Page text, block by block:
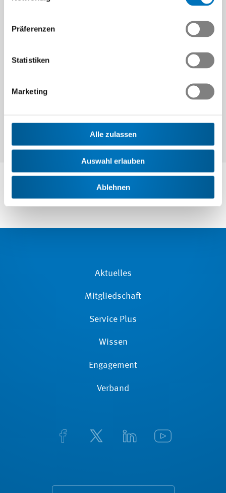
Präferenzen
Statistiken
Marketing
Alle zulassen
Auswahl erlauben
Ablehnen
Aktuelles
Mitgliedschaft
Service Plus
Wissen
Engagement
Verband